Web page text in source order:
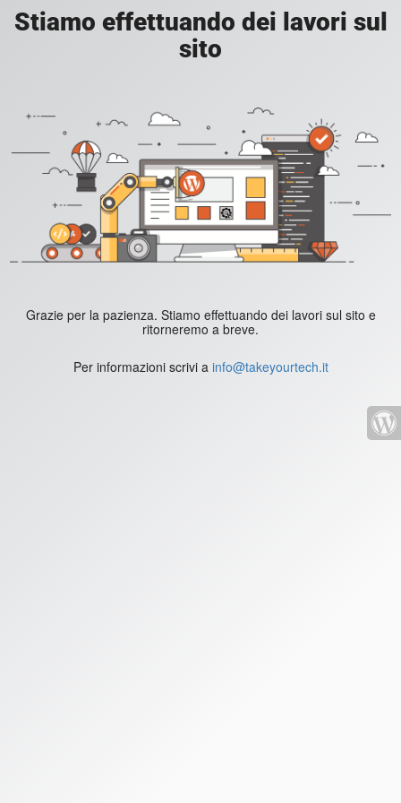
Stiamo effettuando dei lavori sul
sito
Grazie per la pazienza. Stiamo effettuando dei lavori sul sito e
ritorneremo a breve.
Per informazioni scrivi a info@takeyourtech.it